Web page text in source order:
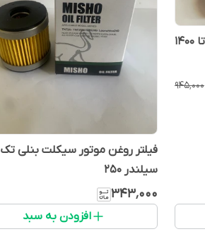
فیلتر روغن موتور سیکلت سوزوکی تا 1400
۹۴۵٬۰۰۰
فیلتر روغن موتور سیکلت بنلی تک
سیلندر ۲۵۰
۳۴۳٬۰۰۰
افزودن به سبد